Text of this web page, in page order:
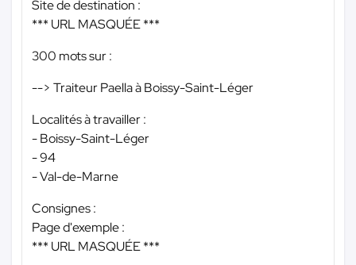
Site de destination :
*** URL MASQUÉE ***
300 mots sur :
--> Traiteur Paella à Boissy-Saint-Léger
Localités à travailler :
- Boissy-Saint-Léger
- 94
- Val-de-Marne
Consignes :
Page d'exemple :
*** URL MASQUÉE ***